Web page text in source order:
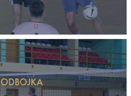
ODBOJKA